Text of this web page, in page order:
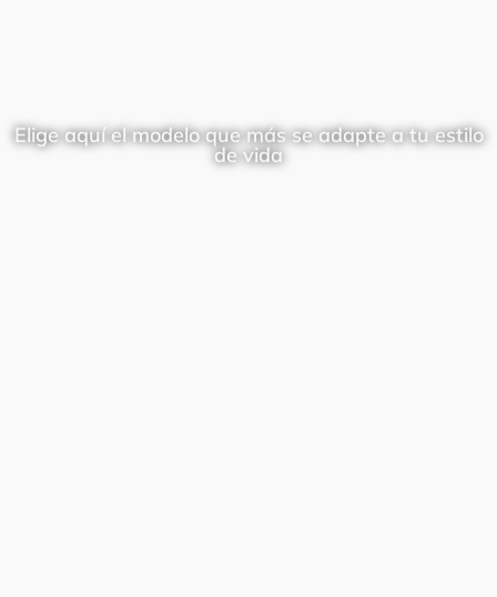
Elige aquí el modelo que más se adapte a tu estilo
de vida